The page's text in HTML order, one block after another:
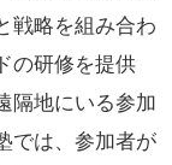
戦略を組み合わ
の研修を提供
隔地にいる参加
では、参加者が